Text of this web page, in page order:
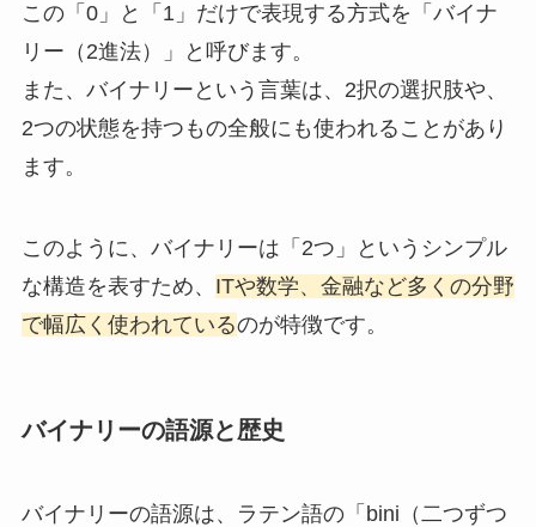
この「0」と「1」だけで表現する方式を「バイナ
リー（2進法）」と呼びます。
また、バイナリーという言葉は、2択の選択肢や、
2つの状態を持つもの全般にも使われることがあり
ます。
このように、バイナリーは「2つ」というシンプル
な構造を表すため、 ITや数学、金融など多くの分野
で幅広く使われているのが特徴です。
バイナリーの語源と歴史
バイナリーの語源は、ラテン語の「bini（二つずつ